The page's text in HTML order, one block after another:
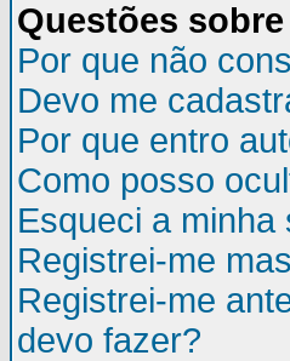
Questões
Por que não
Devo me
Por que entro
Como posso
Esqueci a
Registrei-me
Registrei-me
devo fazer?